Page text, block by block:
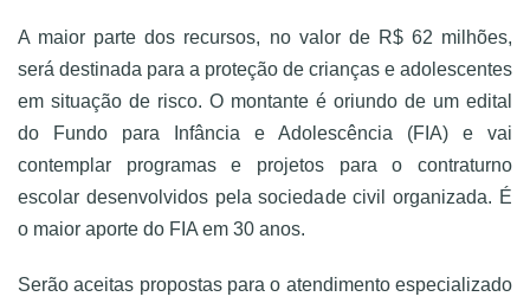
A maior parte dos recursos, no valor de R$ 62 milhões,
será destinada para a proteção de crianças e adolescentes
em situação de risco. O montante é oriundo de um edital
do Fundo para Infância e Adolescência (FIA) e vai
contemplar programas e projetos para o contraturno
escolar desenvolvidos pela sociedade civil organizada. É
o maior aporte do FIA em 30 anos.
Serão aceitas propostas para o atendimento especializado